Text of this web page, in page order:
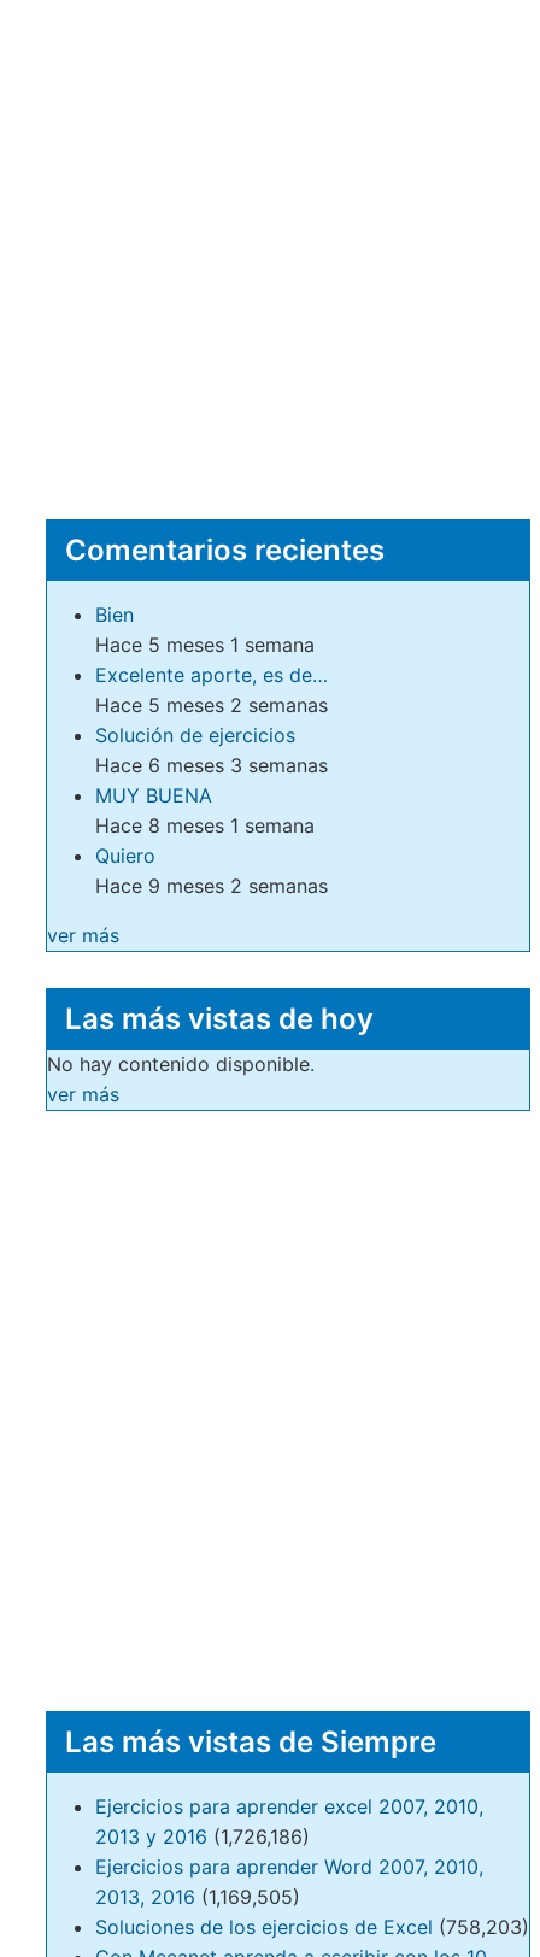
Comentarios recientes
Bien
Hace 5 meses 1 semana
Excelente aporte, es de…
Hace 5 meses 2 semanas
Solución de ejercicios
Hace 6 meses 3 semanas
MUY BUENA
Hace 8 meses 1 semana
Quiero
Hace 9 meses 2 semanas
ver más
Las más vistas de hoy
No hay contenido disponible.
ver más
Las más vistas de Siempre
Ejercicios para aprender excel 2007, 2010,
2013 y 2016 (1,726,186)
Ejercicios para aprender Word 2007, 2010,
2013, 2016 (1,169,505)
Soluciones de los ejercicios de Excel (758,203)